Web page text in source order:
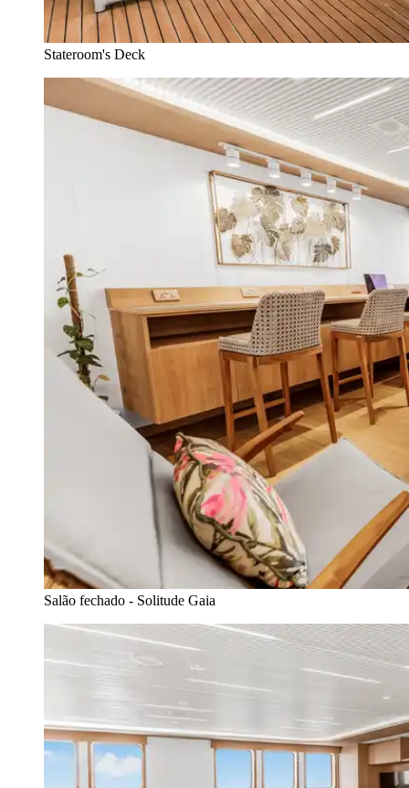
Stateroom's Deck
Salão fechado - Solitude Gaia